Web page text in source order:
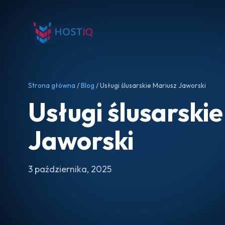
Strona główna /Blog / Usługi ślusarskie Mariusz Jaworski
Usługi
Jaworski
3 października, 2025